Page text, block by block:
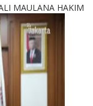
MAULANA HAKIM